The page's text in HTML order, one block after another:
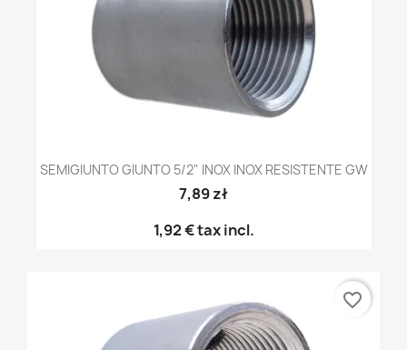
SEMIGIUNTO GIUNTO 5/2" INOX INOX RESISTENTE GW
7,89 zł
1,92 €tax incl.
favorite_border